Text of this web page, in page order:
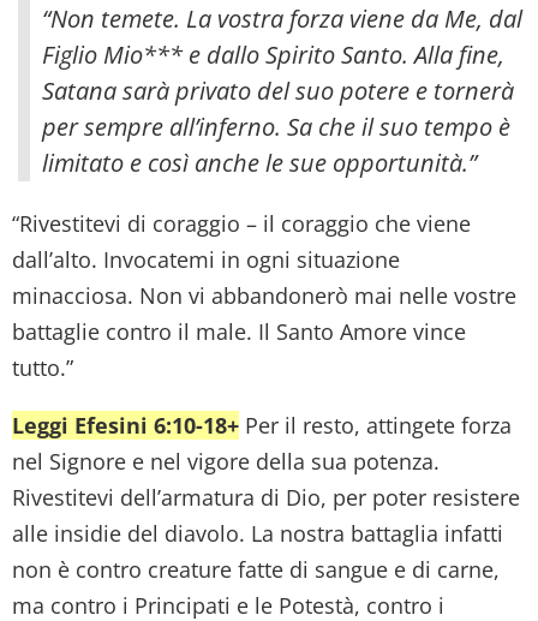
“Non temete. La vostra forza viene da Me, dal
Figlio Mio*** e dallo Spirito Santo. Alla fine,
Satana sarà privato del suo potere e tornerà
per sempre all’inferno. Sa che il suo tempo è
limitato e così anche le sue opportunità.”
“Rivestitevi di coraggio – il coraggio che viene
dall’alto. Invocatemi in ogni situazione
minacciosa. Non vi abbandonerò mai nelle vostre
battaglie contro il male. Il Santo Amore vince
tutto.”
Leggi Efesini 6:10-18+ Per il resto, attingete forza
nel Signore e nel vigore della sua potenza.
Rivestitevi dell’armatura di Dio, per poter resistere
alle insidie del diavolo. La nostra battaglia infatti
non è contro creature fatte di sangue e di carne,
ma contro i Principati e le Potestà, contro i